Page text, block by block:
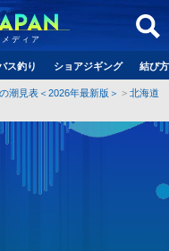
ディア
ス釣り ショアジギング 結び
潮見表＜2026年最新版＞
北海道